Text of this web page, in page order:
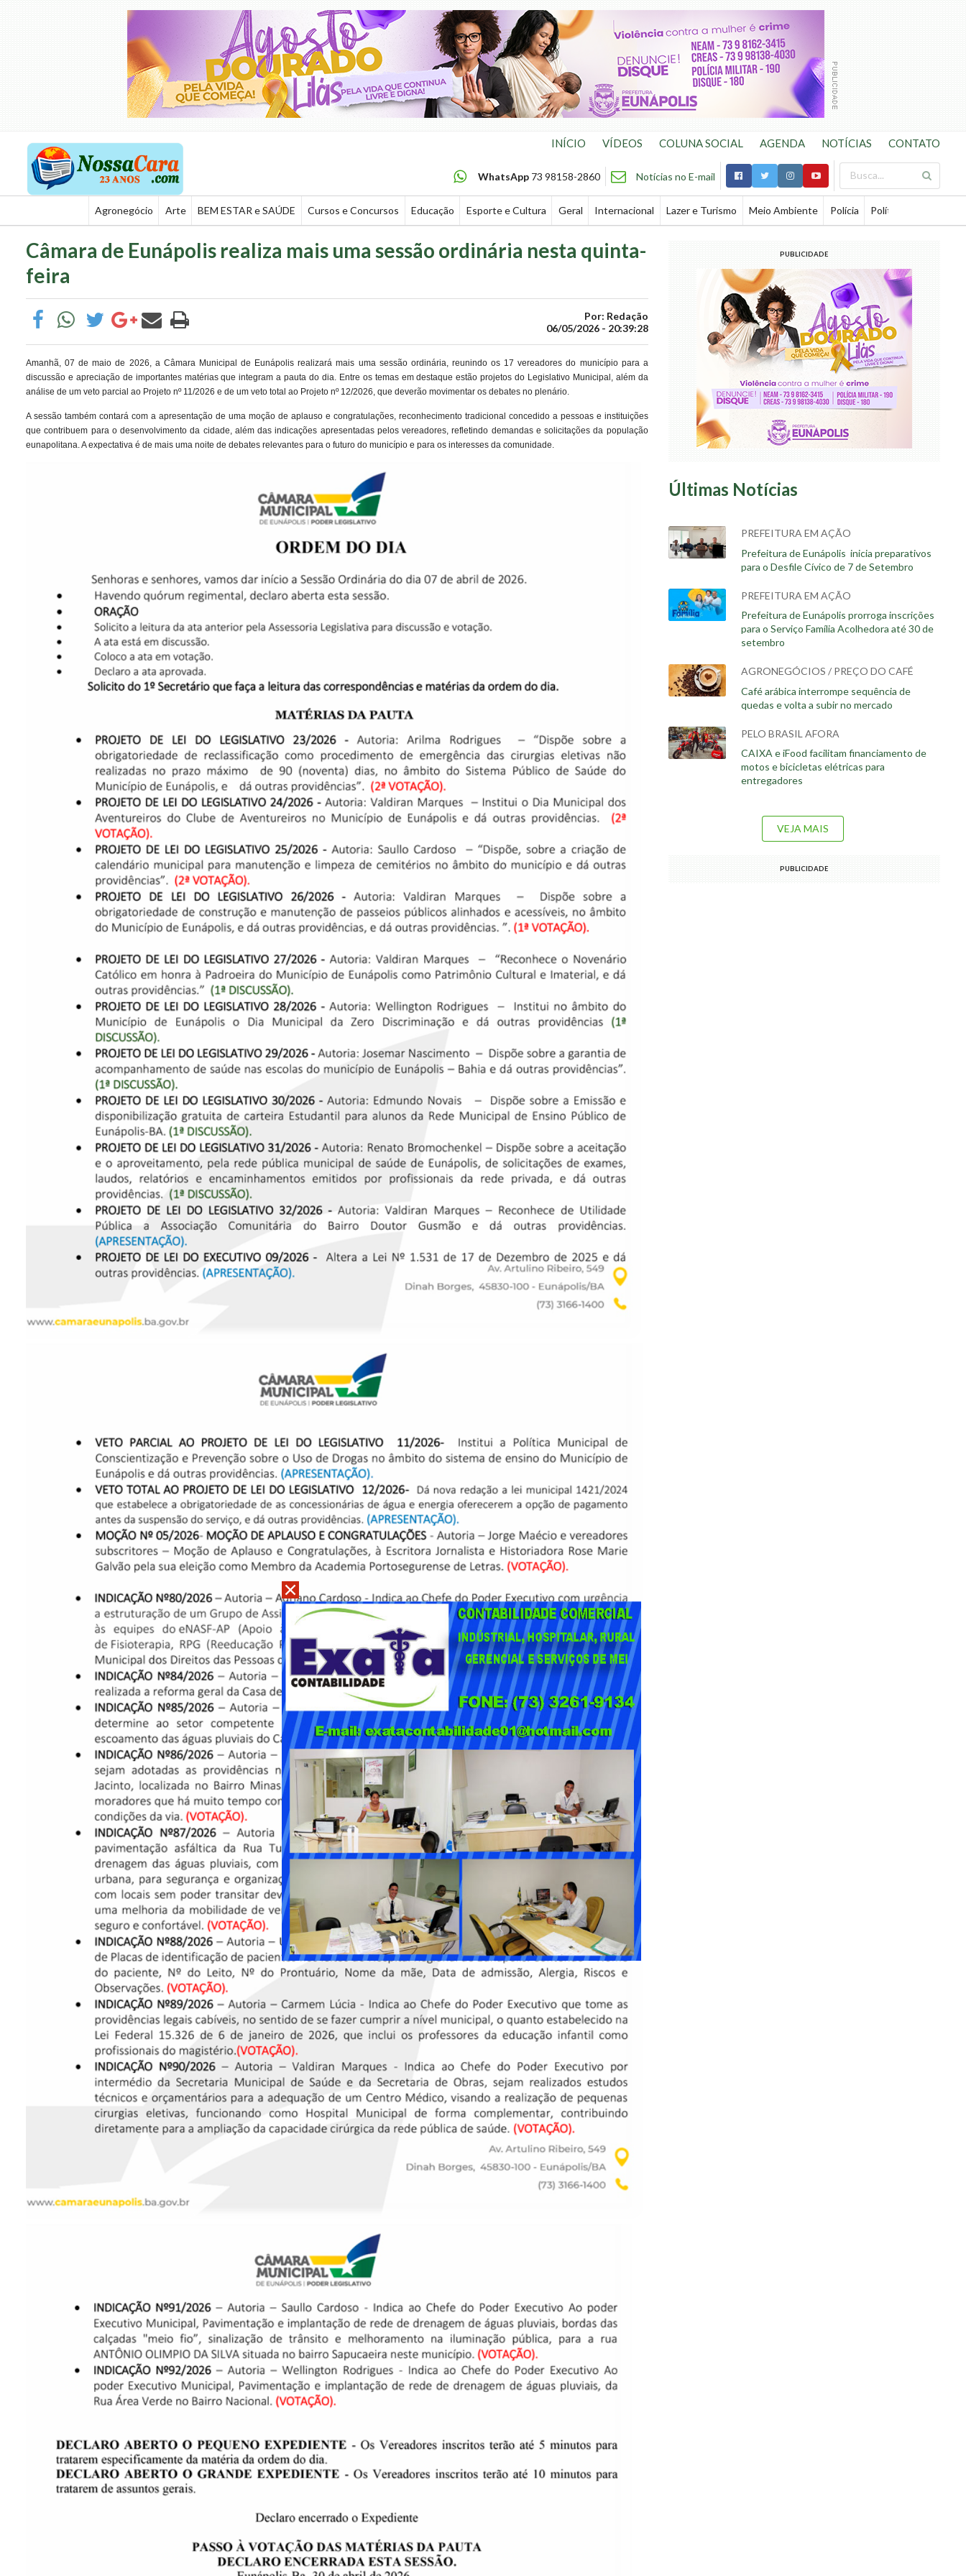
INÍCIO VÍDEOS COLUNA SOCIAL AGENDA NOTÍCIAS CONTATO
WhatsApp 73 98158-2860 Notícias no E-mail
Agronegócio Arte BEM ESTAR e SAÚDE Cursos e Concursos Educação Esporte e Cultura Geral Internacional Lazer e Turismo Meio Ambiente Polícia Política
Câmara de Eunápolis realiza mais uma sessão ordinária nesta quinta-
feira
Por: Redação
06/05/2026 - 20:39:28
Amanhã, 07 de maio de 2026, a Câmara Municipal de Eunápolis realizará mais uma sessão ordinária, reunindo os 17 vereadores do município para a
discussão e apreciação de importantes matérias que integram a pauta do dia. Entre os temas em destaque estão projetos do Legislativo Municipal, além da
análise de um veto parcial ao Projeto nº 11/2026 e de um veto total ao Projeto nº 12/2026, que deverão movimentar os debates no plenário.
A sessão também contará com a apresentação de uma moção de aplauso e congratulações, reconhecimento tradicional concedido a pessoas e instituições
que contribuem para o desenvolvimento da cidade, além das indicações apresentadas pelos vereadores, refletindo demandas e solicitações da população
eunapolitana. A expectativa é de mais uma noite de debates relevantes para o futuro do município e para os interesses da comunidade.
PUBLICIDADE
Últimas Notícias
PREFEITURA EM AÇÃO
Prefeitura de Eunápolis inicia preparativos
para o Desfile Cívico de 7 de Setembro
PREFEITURA EM AÇÃO
Prefeitura de Eunápolis prorroga inscrições
para o Serviço Família Acolhedora até 30 de
setembro
AGRONEGÓCIOS / PREÇO DO CAFÉ
Café arábica interrompe sequência de
quedas e volta a subir no mercado
PELO BRASIL AFORA
CAIXA e iFood facilitam financiamento de
motos e bicicletas elétricas para
entregadores
VEJA MAIS
PUBLICIDADE